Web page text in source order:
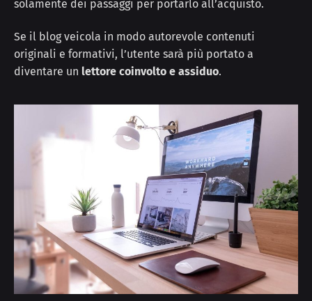
solamente dei passaggi per portarlo all’acquisto.
Se il blog veicola in modo autorevole contenuti
originali e formativi, l’utente sarà più portato a
diventare un lettore coinvolto e assiduo.